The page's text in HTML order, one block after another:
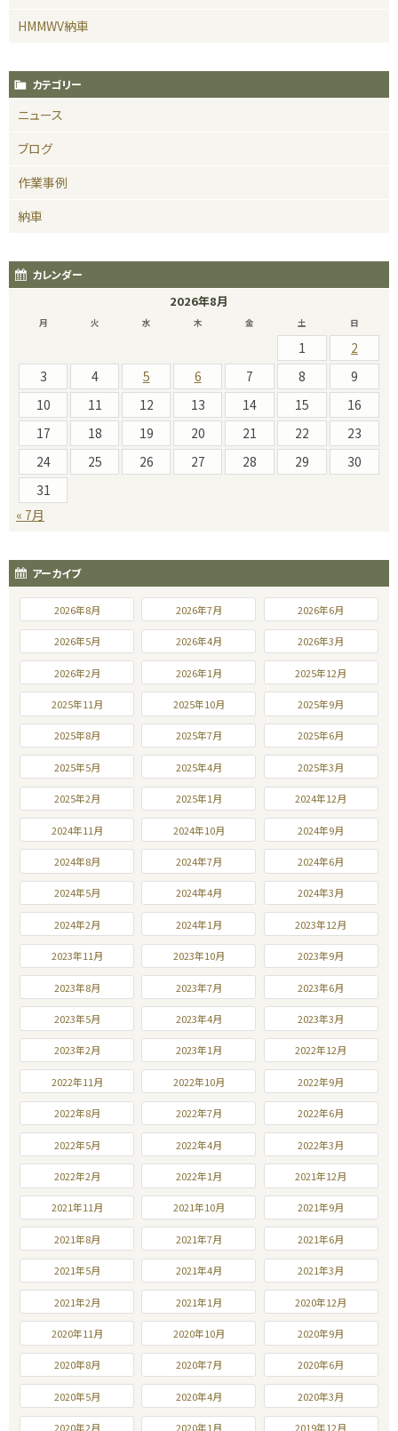
HMMWV納車
カテゴリー
ニュース
ブログ
作業事例
納車
カレンダー
2026年8月
月 火 水 木 金 土 日
1
2
3
4 5 6 7 8
9
10
11 12 13 14 15
16
17
18 19 20 21 22
23
24
25 26 27 28 29
30
31
« 7月
アーカイブ
2026年8月 2026年7月 2026年6月
2026年5月 2026年4月 2026年3月
2026年2月 2026年1月 2025年12月
2025年11月 2025年10月 2025年9月
2025年8月 2025年7月 2025年6月
2025年5月 2025年4月 2025年3月
2025年2月 2025年1月 2024年12月
2024年11月 2024年10月 2024年9月
2024年8月 2024年7月 2024年6月
2024年5月 2024年4月 2024年3月
2024年2月 2024年1月 2023年12月
2023年11月 2023年10月 2023年9月
2023年8月 2023年7月 2023年6月
2023年5月 2023年4月 2023年3月
2023年2月 2023年1月 2022年12月
2022年11月 2022年10月 2022年9月
2022年8月 2022年7月 2022年6月
2022年5月 2022年4月 2022年3月
2022年2月 2022年1月 2021年12月
2021年11月 2021年10月 2021年9月
2021年8月 2021年7月 2021年6月
2021年5月 2021年4月 2021年3月
2021年2月 2021年1月 2020年12月
2020年11月 2020年10月 2020年9月
2020年8月 2020年7月 2020年6月
2020年5月 2020年4月 2020年3月
2020年2月 2020年1月 2019年12月